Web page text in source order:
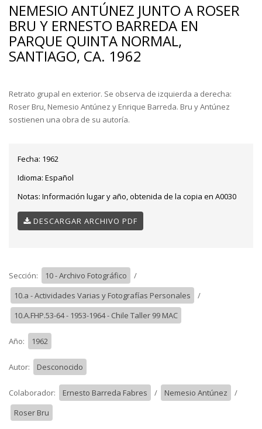
NEMESIO ANTÚNEZ JUNTO A ROSER
BRU Y ERNESTO BARREDA EN
PARQUE QUINTA NORMAL,
SANTIAGO, CA. 1962
Retrato grupal en exterior. Se observa de izquierda a derecha:
Roser Bru, Nemesio Antúnez y Enrique Barreda. Bru y Antúnez
sostienen una obra de su autoría.
Fecha: 1962
Idioma: Español
Notas: Información lugar y año, obtenida de la copia en A0030
DESCARGAR ARCHIVO PDF
Sección: 10 - Archivo Fotográfico
/
10.a - Actividades Varias y Fotografías Personales
/
10.A.FHP.53-64 - 1953-1964 - Chile Taller 99 MAC
Año: 1962
Autor: Desconocido
Colaborador: Ernesto Barreda Fabres / Nemesio Antúnez
/
Roser Bru